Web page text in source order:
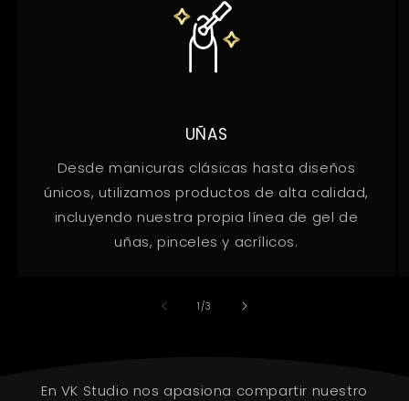
UÑAS
Desde manicuras clásicas hasta diseños
únicos, utilizamos productos de alta calidad,
incluyendo nuestra propia línea de gel de
uñas, pinceles y acrílicos.
1 /of
3
En VK Studio nos apasiona compartir nuestro